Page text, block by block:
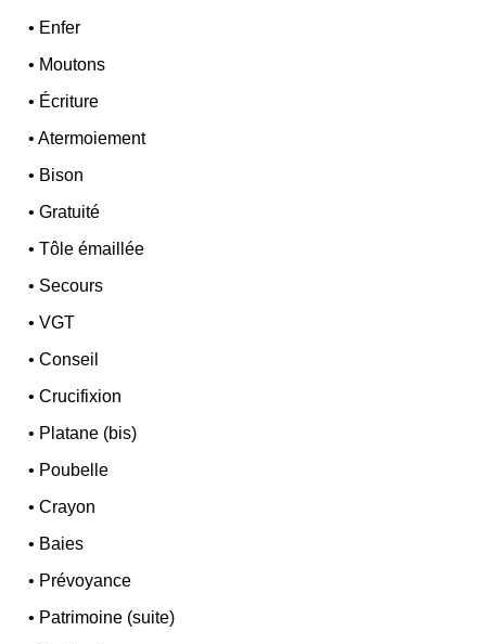
• Enfer
• Moutons
• Écriture
•Atermoiement
• Bison
•Gratuité
•Tôle émaillée
• Secours
•VGT
•Conseil
•Crucifixion
• Platane (bis)
• Poubelle
•Crayon
• Baies
• Prévoyance
• Patrimoine (suite)